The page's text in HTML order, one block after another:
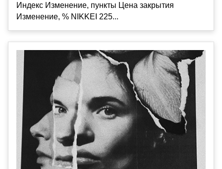
Индекс Изменение, пункты Цена закрытия
Изменение, % NIKKEI 225...